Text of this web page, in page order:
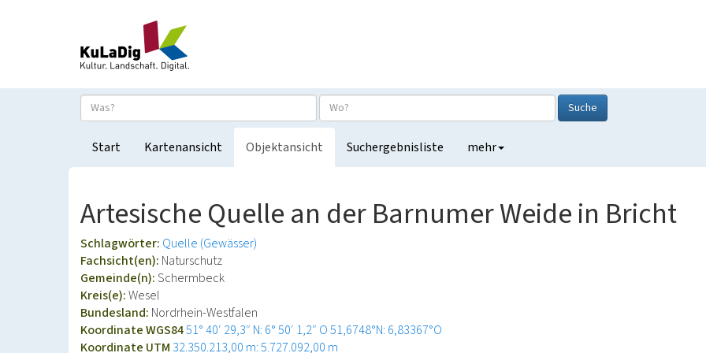
Suche
Start Kartenansicht Objektansicht Suchergebnisliste mehr
Artesische Quelle an der Barnumer Weide in Bricht
Schlagwörter: Quelle (Gewässer)
Fachsicht(en): Naturschutz
Gemeinde(n):Schermbeck
Kreis(e):Wesel
Bundesland: Nordrhein-Westfalen
Koordinate WGS8451° 40′ 29,3″ N: 6° 50′ 1,2″ O51,6748°N: 6,83367°O
Koordinate UTM 32.350.213,00 m: 5.727.092,00 m